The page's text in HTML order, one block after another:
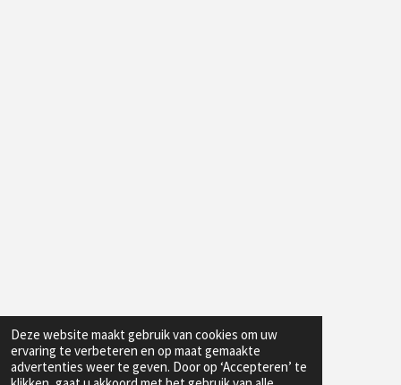
Deze website maakt gebruik van cookies om uw
ervaring te verbeteren en op maat gemaakte
advertenties weer te geven. Door op ‘Accepteren’ te